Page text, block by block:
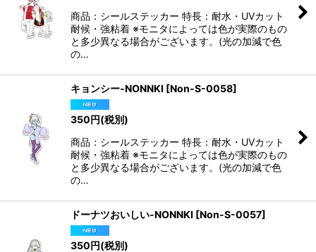
商品：シールステッカー 特長：耐水・UVカット
耐候・強粘着 ※モニタによっては色が実際のもの
と多少異なる場合がございます。(光の加減で色
の…
キョンシー-NONNKI [Non-S-0058]
350円(税別)
商品：シールステッカー 特長：耐水・UVカット
耐候・強粘着 ※モニタによっては色が実際のもの
と多少異なる場合がございます。(光の加減で色
の…
ドーナツおいしい-NONNKI [Non-S-0057]
350円(税別)